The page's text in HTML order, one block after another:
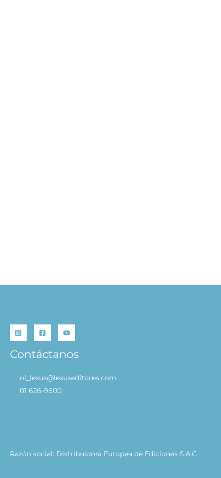
Contáctanos
ol_lexus@lexuseditores.com
01 626-9600
Razón social: Distribuidora Europea de Ediciones S.A.C